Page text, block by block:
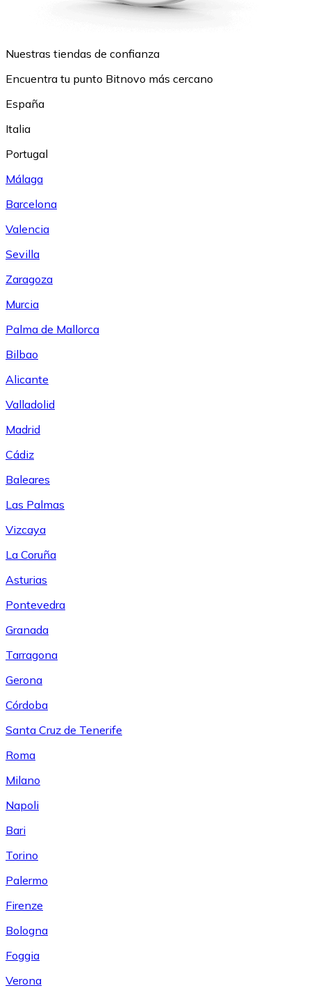
Nuestras tiendas de confianza
Encuentra tu punto Bitnovo más cercano
España
Italia
Portugal
Málaga
Barcelona
Valencia
Sevilla
Zaragoza
Murcia
Palma de Mallorca
Bilbao
Alicante
Valladolid
Madrid
Cádiz
Baleares
Las Palmas
Vizcaya
La Coruña
Asturias
Pontevedra
Granada
Tarragona
Gerona
Córdoba
Santa Cruz de Tenerife
Roma
Milano
Napoli
Bari
Torino
Palermo
Firenze
Bologna
Foggia
Verona